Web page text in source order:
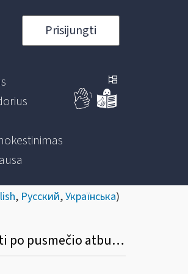
Prisijungti
, Русский,Українська)
Ar bus nustatytas datos apribojimas? Pvz., išrašiau S / F, pamiršau įvesti į programą, galėsiu tą padaryti po pusmečio atbuline data?